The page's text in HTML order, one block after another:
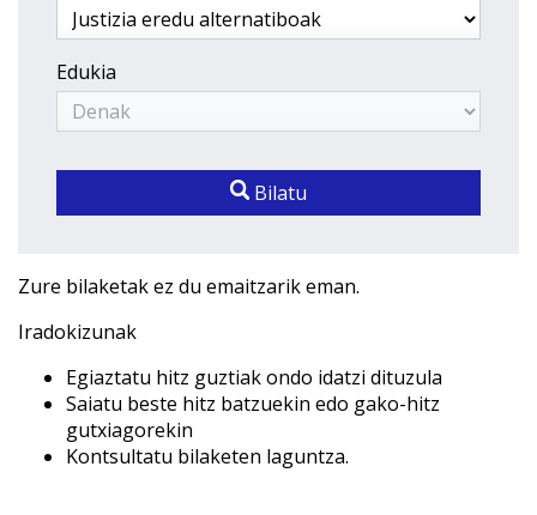
Edukia
Bilatu
Zure bilaketak ez du emaitzarik eman.
Iradokizunak
Egiaztatu hitz guztiak ondo idatzi dituzula
Saiatu beste hitz batzuekin edo gako-hitz
gutxiagorekin
Kontsultatu bilaketen laguntza.